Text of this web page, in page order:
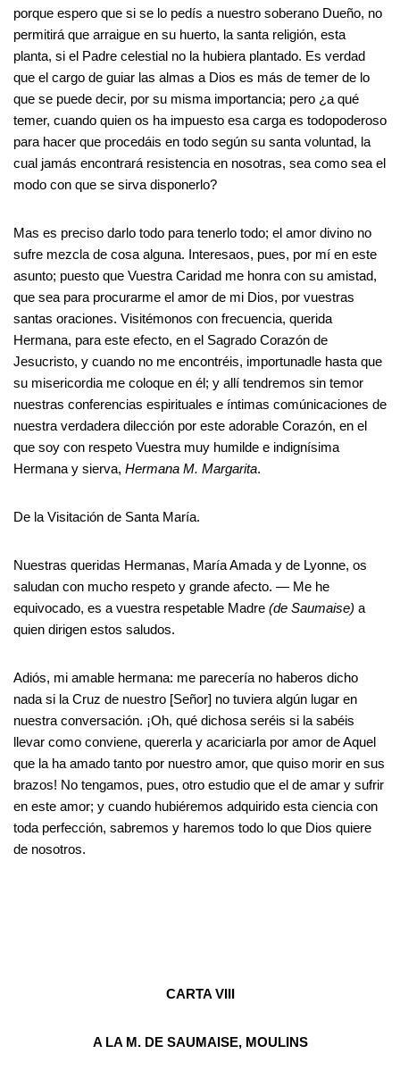
porque espero que si se lo pedís a nuestro soberano Dueño, no
permitirá que arraigue en su huerto, la santa religión, esta
planta, si el Padre celestial no la hubiera plantado. Es verdad
que el cargo de guiar las almas a Dios es más de temer de lo
que se puede decir, por su misma importancia; pero ¿a qué
temer, cuando quien os ha impuesto esa carga es todopoderoso
para hacer que procedáis en todo según su santa voluntad, la
cual jamás encontrará resistencia en nosotras, sea como sea el
modo con que se sirva disponerlo?
Mas es preciso darlo todo para tenerlo todo; el amor divino no
sufre mezcla de cosa alguna. Interesaos, pues, por mí en este
asunto; puesto que Vuestra Caridad me honra con su amistad,
que sea para procurarme el amor de mi Dios, por vuestras
santas oraciones. Visitémonos con frecuencia, querida
Hermana, para este efecto, en el Sagrado Corazón de
Jesucristo, y cuando no me encontréis, importunadle hasta que
su misericordia me coloque en él; y allí tendremos sin temor
nuestras conferencias espirituales e íntimas comúnicaciones de
nuestra verdadera dilección por este adorable Corazón, en el
que soy con respeto Vuestra muy humilde e indignísima
Hermana y sierva, Hermana M. Margarita.
De la Visitación de Santa María.
Nuestras queridas Hermanas, María Amada y de Lyonne, os
saludan con mucho respeto y grande afecto. — Me he
equivocado, es a vuestra respetable Madre (de Saumaise) a
quien dirigen estos saludos.
Adiós, mi amable hermana: me parecería no haberos dicho
nada si la Cruz de nuestro [Señor] no tuviera algún lugar en
nuestra conversación. ¡Oh, qué dichosa seréis si la sabéis
llevar como conviene, quererla y acariciarla por amor de Aquel
que la ha amado tanto por nuestro amor, que quiso morir en sus
brazos! No tengamos, pues, otro estudio que el de amar y sufrir
en este amor; y cuando hubiéremos adquirido esta ciencia con
toda perfección, sabremos y haremos todo lo que Dios quiere
de nosotros.
CARTA VIII
A LA M. DE SAUMAISE, MOULINS